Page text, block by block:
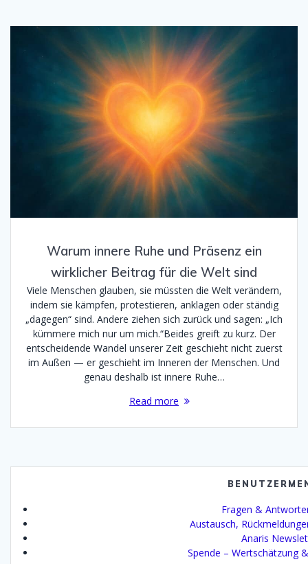
Warum innere Ruhe und Präsenz ein
wirklicher Beitrag für die Welt sind
Viele Menschen glauben, sie müssten die Welt verändern,
indem sie kämpfen, protestieren, anklagen oder ständig
„dagegen“ sind. Andere ziehen sich zurück und sagen: „Ich
kümmere mich nur um mich.“Beides greift zu kurz. Der
entscheidende Wandel unserer Zeit geschieht nicht zuerst
im Außen — er geschieht im Inneren der Menschen. Und
genau deshalb ist innere Ruhe…
Read more
Fragen &
Austausch,
Anaris
Spende – Wertschätzung